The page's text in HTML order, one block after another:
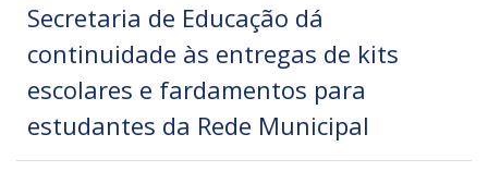
Secretaria de Educação dá
continuidade às entregas de kits
escolares e fardamentos para
estudantes da Rede Municipal